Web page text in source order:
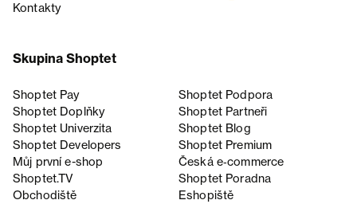
Kontakty
Skupina Shoptet
Shoptet Pay
Shoptet Podpora
Shoptet Doplňky
Shoptet Partneři
Shoptet Univerzita
Shoptet Blog
Shoptet Developers
Shoptet Premium
Můj první e-shop
Česká e‑commerce
Shoptet.TV
Shoptet Poradna
Obchodiště
Eshopiště